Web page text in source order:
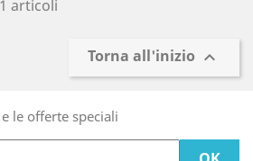
articoli
Torna all'inizio 
le offerte speciali